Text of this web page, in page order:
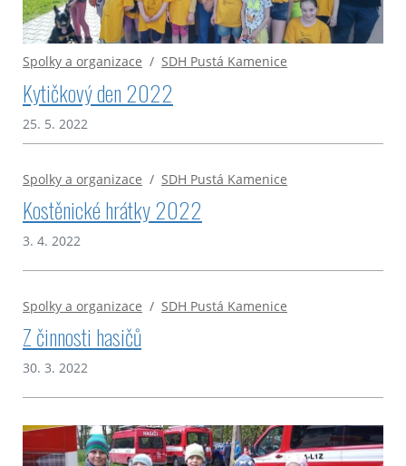
Spolky a organizace / SDH Pustá Kamenice
Kytičkový den 2022
25. 5. 2022
Spolky a organizace / SDH Pustá Kamenice
Kostěnické hrátky 2022
3. 4. 2022
Spolky a organizace / SDH Pustá Kamenice
Z činnosti hasičů
30. 3. 2022